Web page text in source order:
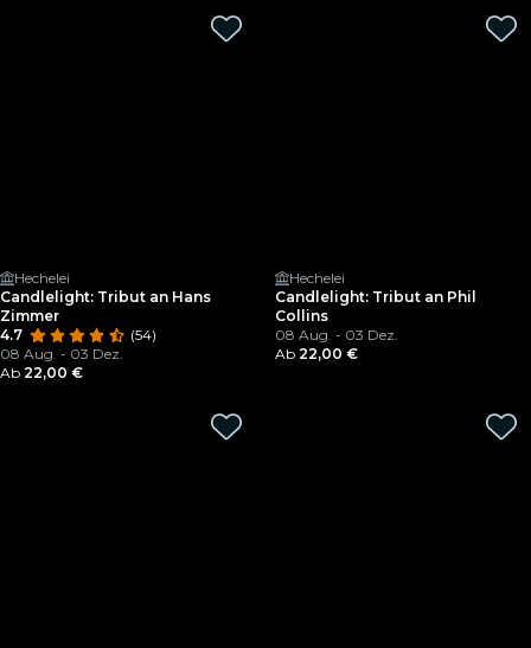
Hechelei
Candlelight: Tribut an Hans
Zimmer
4.7
(54)
08 Aug. - 03 Dez.
Ab 22,00 €
Hechelei
Candlelight: Tribut an Phil
Collins
08 Aug. - 03 Dez.
Ab 22,00 €